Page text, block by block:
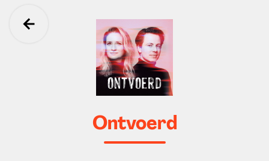
Ga terug
Ontvoerd